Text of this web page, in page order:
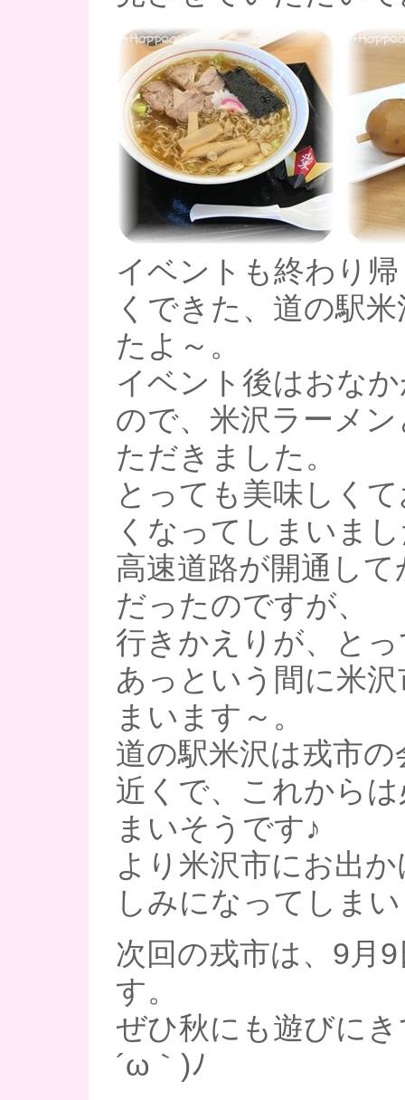
イベントも終わり
くできた、道の駅
たよ～。
イベント後はおな
ので、米沢ラーメ
ただきました。
とっても美味しく
くなってしまいま
高速道路が開通し
だったのですが、
行きかえりが、と
あっという間に米
まいます～。
道の駅米沢は戎市
近くで、これから
まいそうです♪
より米沢市にお出
しみになってしま
次回の戎市は、9月
す。
ぜひ秋にも遊びに
´ω｀)ﾉ